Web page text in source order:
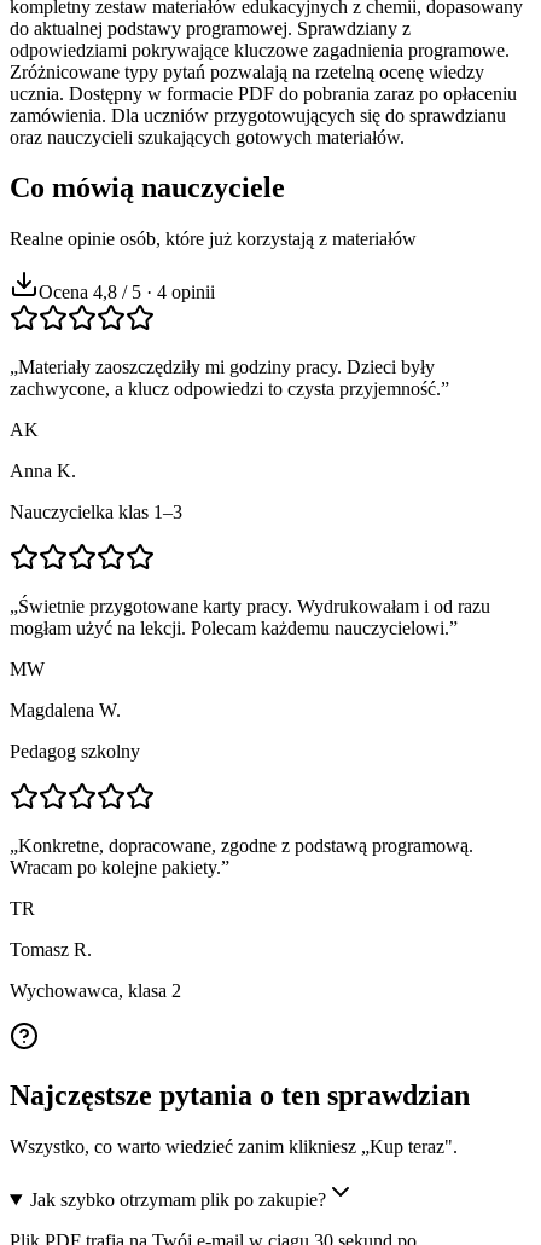
kompletny zestaw materiałów edukacyjnych z chemii, dopasowany
do aktualnej podstawy programowej. Sprawdziany z
odpowiedziami pokrywające kluczowe zagadnienia programowe.
Zróżnicowane typy pytań pozwalają na rzetelną ocenę wiedzy
ucznia. Dostępny w formacie PDF do pobrania zaraz po opłaceniu
zamówienia. Dla uczniów przygotowujących się do sprawdzianu
oraz nauczycieli szukających gotowych materiałów.
Co mówią nauczyciele
Realne opinie osób, które już korzystają z materiałów
Ocena 4,8 / 5 · 4 opinii
„Materiały zaoszczędziły mi godziny pracy. Dzieci były
zachwycone, a klucz odpowiedzi to czysta przyjemność.”
AK
Anna K.
Nauczycielka klas 1–3
„Świetnie przygotowane karty pracy. Wydrukowałam i od razu
mogłam użyć na lekcji. Polecam każdemu nauczycielowi.”
MW
Magdalena W.
Pedagog szkolny
„Konkretne, dopracowane, zgodne z podstawą programową.
Wracam po kolejne pakiety.”
TR
Tomasz R.
Wychowawca, klasa 2
Najczęstsze pytania o ten sprawdzian
Wszystko, co warto wiedzieć zanim klikniesz „Kup teraz".
Jak szybko otrzymam plik po zakupie?